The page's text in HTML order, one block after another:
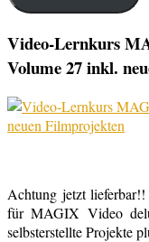
Video-Lernkurs
Volume 27 inkl.
Achtung jetzt
für MAGIX Video
selbsterstellte Projekte